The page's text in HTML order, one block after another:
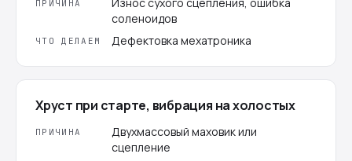
ПРИЧИНА
соленоидов
ЧТО ДЕЛАЕМ Дефектовка мехатроника
Хруст при старте, вибрация на холостых
ПРИЧИНА
Двухмассовый маховик или
сцепление